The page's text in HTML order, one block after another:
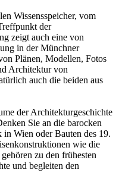
Wissensspeicher, vom
der
zeigt auch eine von
in der Münchner
Plänen, Modellen, Fotos
Architektur von
auch die beiden aus
der Architekturgeschichte
Sie an die barocken
Wien oder Bauten des 19.
wie die
zu den frühesten
und begleiten den